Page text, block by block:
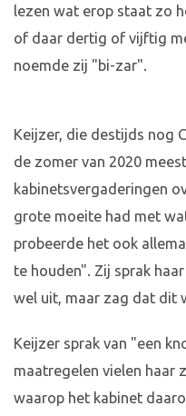
lezen wat erop staat zo
of daar dertig of vijftig
noemde zij "bi-zar".
Keijzer, die destijds nog
de zomer van 2020
kabinetsvergaderingen
grote moeite had met
probeerde het ook
te houden". Zij sprak
wel uit, maar zag dat dit
Keijzer sprak van "een
maatregelen vielen haar
waarop het kabinet